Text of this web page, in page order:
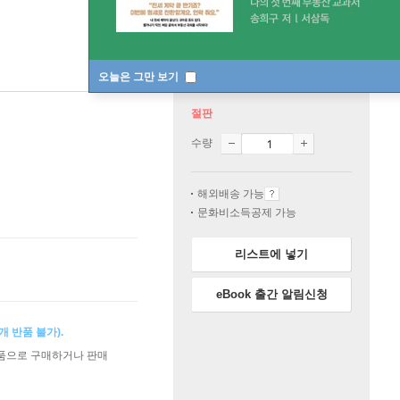
오늘은 그만 보기
반품 불가).
으로 구매하거나 판매
절판
수량
해외배송 가능
문화비소득공제 가능
리스트에 넣기
eBook 출간 알림신청